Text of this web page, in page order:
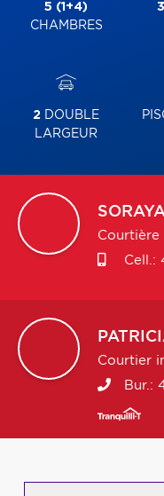
5 (1+4)
CHAMBRES
3
2 DOUBLE
LARGEUR
Courtière
Cell.:
Courtier
Bur.: